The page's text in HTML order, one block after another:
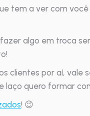
tem a ver com
algo em troca
clientes por aí, vale
laço quero formar
! 😉